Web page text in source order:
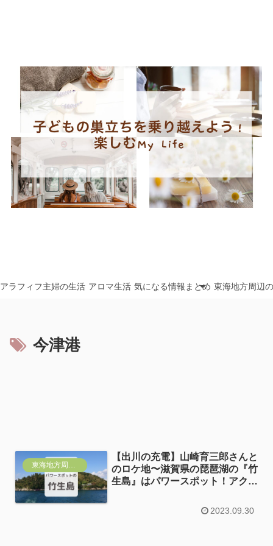
アラフィフ主婦の生活 アロマ生活 気になる情報まとめ 東海地方周辺
今津港
東海地方周辺おすすめ
【出川の充電】山崎育三郎さんと
のロケ地〜滋賀県の琵琶湖の『竹
生島』はパワースポット！アクセ
2023.09.30